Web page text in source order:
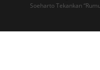
Soeharto Tekankan